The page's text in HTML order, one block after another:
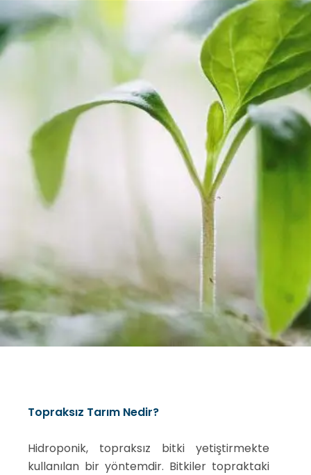
Topraksız Tarım Nedir?
Hidroponik, topraksız bitki yetiştirmekte
kullanılan bir yöntemdir. Bitkiler topraktaki